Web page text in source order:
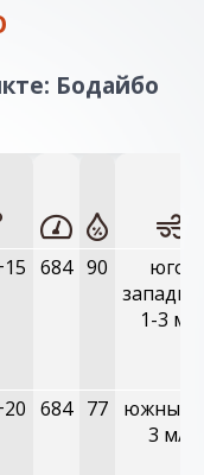
Бодайбо
684 90
юго-
1-3 м/с
684 77
южный,
3 м/с